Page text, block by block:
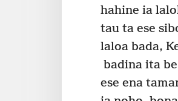
hahine ia
tau ta ese
laloa bada,
badina ita
ese ena